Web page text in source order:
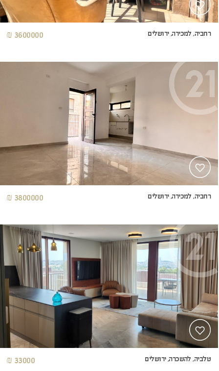
רחביה, למכירה, ירושלים 3600000 ₪
רחביה, למכירה, ירושלים 3800000 ₪
טלביה, להשכרה, ירושלים 33000 ₪